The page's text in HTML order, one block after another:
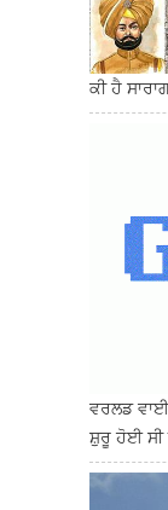
ਕੀ ਹੈ
ਵਰਲਡ
ਸ਼ੁਰੂ ਹੋਈ ਸੀ